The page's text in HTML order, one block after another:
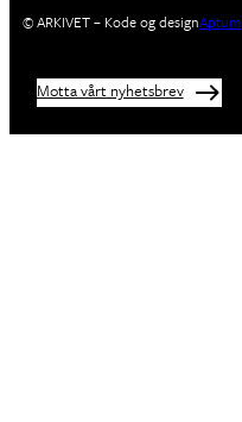
© ARKIVET – Kode og designAptum
Motta vårt nyhetsbrev